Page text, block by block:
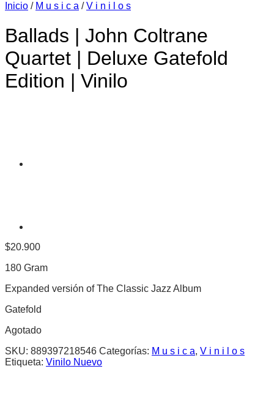
Inicio / M u s i c a / V i n i l o s
Ballads | John Coltrane
Quartet | Deluxe Gatefold
Edition | Vinilo
$20.900
180 Gram
Expanded versión of The Classic Jazz Album
Gatefold
Agotado
SKU: 889397218546 Categorías: M u s i c a, V i n i l o s
Etiqueta: Vinilo Nuevo